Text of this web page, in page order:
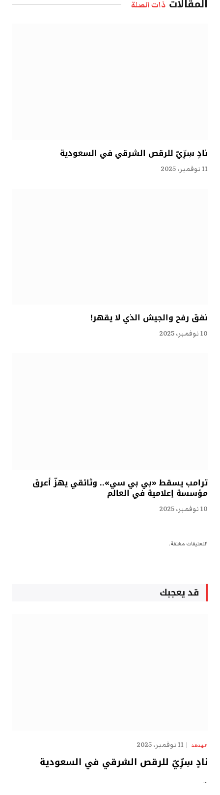
المقالات ذات الصلة
نادٍ سِرِّيّ للرقص الشرقي في السعودية
11 نوفمبر، 2025
نفق رفح والجيش الذي لا يقهر!
10 نوفمبر، 2025
ترامب يسقط «بي بي سي».. وثائقي يهزّ أعرق
مؤسسة إعلامية في العالم
10 نوفمبر، 2025
التعليقات مغلقة.
قد يعجبك
الهدهد 11 نوفمبر، 2025
نادٍ سِرِّيّ للرقص الشرقي في السعودية
…